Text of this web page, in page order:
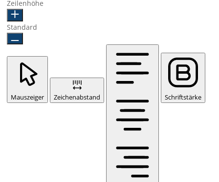
Zeilenhöhe
Standard
Mauszeiger Zeichenabstand Schriftstärke